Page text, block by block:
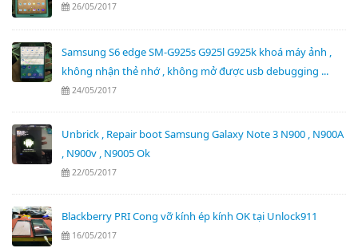
26/05/2017
Samsung S6 edge SM-G925s G925l G925k khoá máy ảnh ,
không nhận thẻ nhớ , không mở được usb debugging ...
24/05/2017
Unbrick , Repair boot Samsung Galaxy Note 3 N900 , N900A
, N900v , N9005 Ok
22/05/2017
Blackberry PRI Cong vỡ kính ép kính OK tại Unlock911
16/05/2017